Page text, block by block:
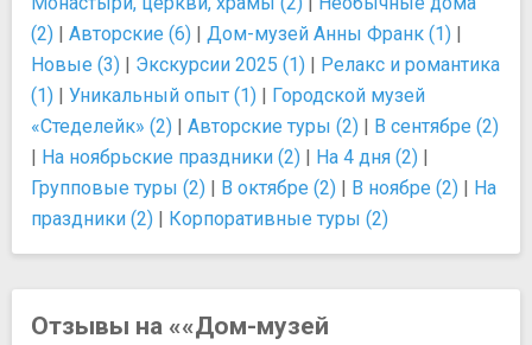
(2) | Авторские (6) | Дом-музей Анны Франк (1) |
Новые (3) | Экскурсии 2025 (1) | Релакс и романтика
(1) | Уникальный опыт (1) | Городской музей
«Стеделейк» (2) | Авторские туры (2) | В сентябре (2)
| На ноябрьские праздники (2) | На 4 дня (2) |
Групповые туры (2) | В октябре (2) | В ноябре (2) | На
праздники (2) | Корпоративные туры (2)
Отзывы на ««Дом-музей